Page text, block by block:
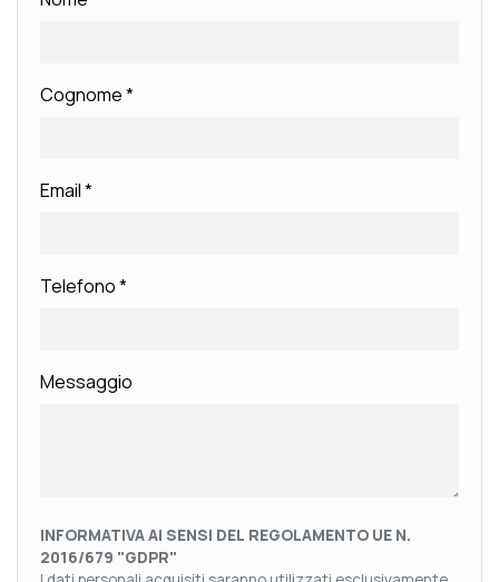
Cognome*
Email*
Telefono*
Messaggio
INFORMATIVA AI SENSI DEL REGOLAMENTO UE N.
2016/679 "GDPR"